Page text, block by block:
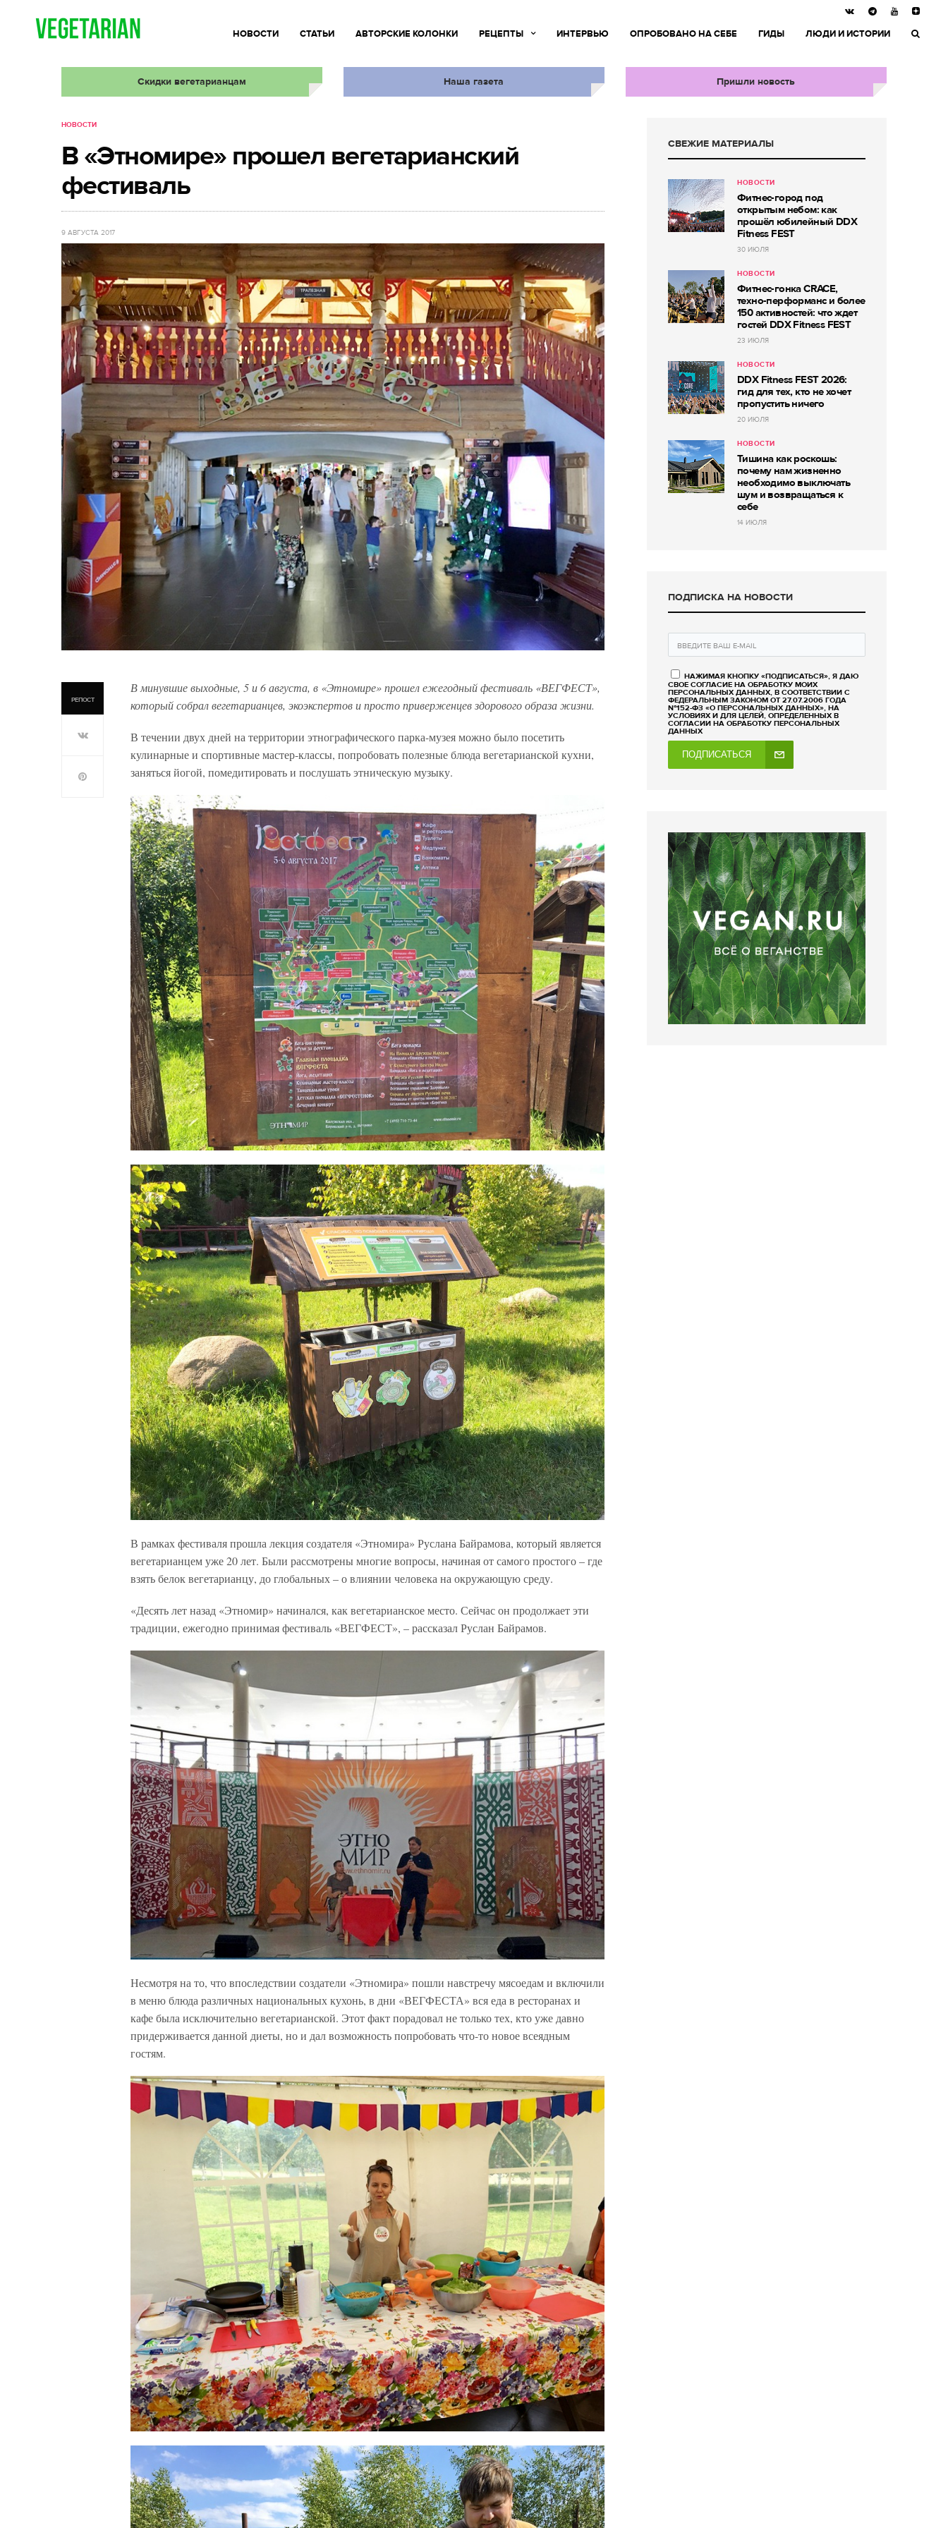
НОВОСТИ СТАТЬИ АВТОРСКИЕ КОЛОНКИ РЕЦЕПТЫ ИНТЕРВЬЮ ОПРОБОВАНО НА СЕБЕ ГИДЫ ЛЮДИ И ИСТОРИИ
Скидки вегетарианцам Наша газета Пришли новость
НОВОСТИ
В «Этномире» прошел вегетарианский
фестиваль
9 АВГУСТА 2017
РЕПОСТ
В минувшие выходные, 5 и 6 августа, в «Этномире» прошел ежегодный фестиваль «ВЕГФЕСТ»,
который собрал вегетарианцев, экоэкспертов и просто приверженцев здорового образа жизни.
В течении двух дней на территории этнографического парка-музея можно было посетить
кулинарные и спортивные мастер-классы, попробовать полезные блюда вегетарианской кухни,
заняться йогой, помедитировать и послушать этническую музыку.
В рамках фестиваля прошла лекция создателя «Этномира» Руслана Байрамова, который является
вегетарианцем уже 20 лет. Были рассмотрены многие вопросы, начиная от самого простого – где
взять белок вегетарианцу, до глобальных – о влиянии человека на окружающую среду.
«Десять лет назад «Этномир» начинался, как вегетарианское место. Сейчас он продолжает эти
традиции, ежегодно принимая фестиваль «ВЕГФЕСТ», – рассказал Руслан Байрамов.
Несмотря на то, что впоследствии создатели «Этномира» пошли навстречу мясоедам и включили
в меню блюда различных национальных кухонь, в дни «ВЕГФЕСТА» вся еда в ресторанах и
кафе была исключительно вегетарианской. Этот факт порадовал не только тех, кто уже давно
придерживается данной диеты, но и дал возможность попробовать что-то новое всеядным
гостям.
СВЕЖИЕ МАТЕРИАЛЫ
НОВОСТИ
Фитнес-город под
открытым небом: как
прошёл юбилейный DDX
Fitness FEST
30 ИЮЛЯ
НОВОСТИ
Фитнес-гонка CRACE,
техно-перформанс и более
150 активностей: что ждет
гостей DDX Fitness FEST
23 ИЮЛЯ
НОВОСТИ
DDX Fitness FEST 2026:
гид для тех, кто не хочет
пропустить ничего
20 ИЮЛЯ
НОВОСТИ
Тишина как роскошь:
почему нам жизненно
необходимо выключать
шум и возвращаться к
себе
14 ИЮЛЯ
ПОДПИСКА НА НОВОСТИ
НАЖИМАЯ КНОПКУ «ПОДПИСАТЬСЯ», Я ДАЮ
СВОЕ СОГЛАСИЕ НА ОБРАБОТКУ МОИХ
ПЕРСОНАЛЬНЫХ ДАННЫХ, В СООТВЕТСТВИИ С
ФЕДЕРАЛЬНЫМ ЗАКОНОМ ОТ 27.07.2006 ГОДА
№152-ФЗ «О ПЕРСОНАЛЬНЫХ ДАННЫХ», НА
УСЛОВИЯХ И ДЛЯ ЦЕЛЕЙ, ОПРЕДЕЛЕННЫХ В
СОГЛАСИИ НА ОБРАБОТКУ ПЕРСОНАЛЬНЫХ
ДАННЫХ
ПОДПИСАТЬСЯ